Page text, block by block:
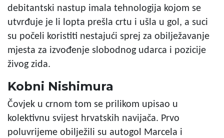
debitantski nastup imala tehnologija kojom se
utvrđuje je li lopta prešla crtu i ušla u gol, a suci
su počeli koristiti nestajući sprej za obilježavanje
mjesta za izvođenje slobodnog udarca i pozicije
živog zida.
Kobni Nishimura
Čovjek u crnom tom se prilikom upisao u
kolektivnu svijest hrvatskih navijača. Prvo
poluvrijeme obilježili su autogol Marcela i